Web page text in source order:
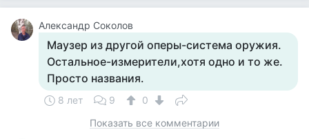
Александр Соколов
Маузер из другой оперы-система оружия.
Остальное-измерители,хотя одно и то же.
Просто названия.
8 лет 9
0
Показать все комментарии